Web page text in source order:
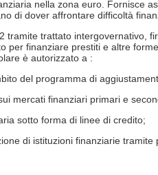
nella zona euro. Fornisce
di dover affrontare difficoltà
tramite trattato intergovernativo,
per finanziare prestiti e altre
è autorizzato a :
del programma di
mercati finanziari primari e
sotto forma di linee di credito;
di istituzioni finanziarie